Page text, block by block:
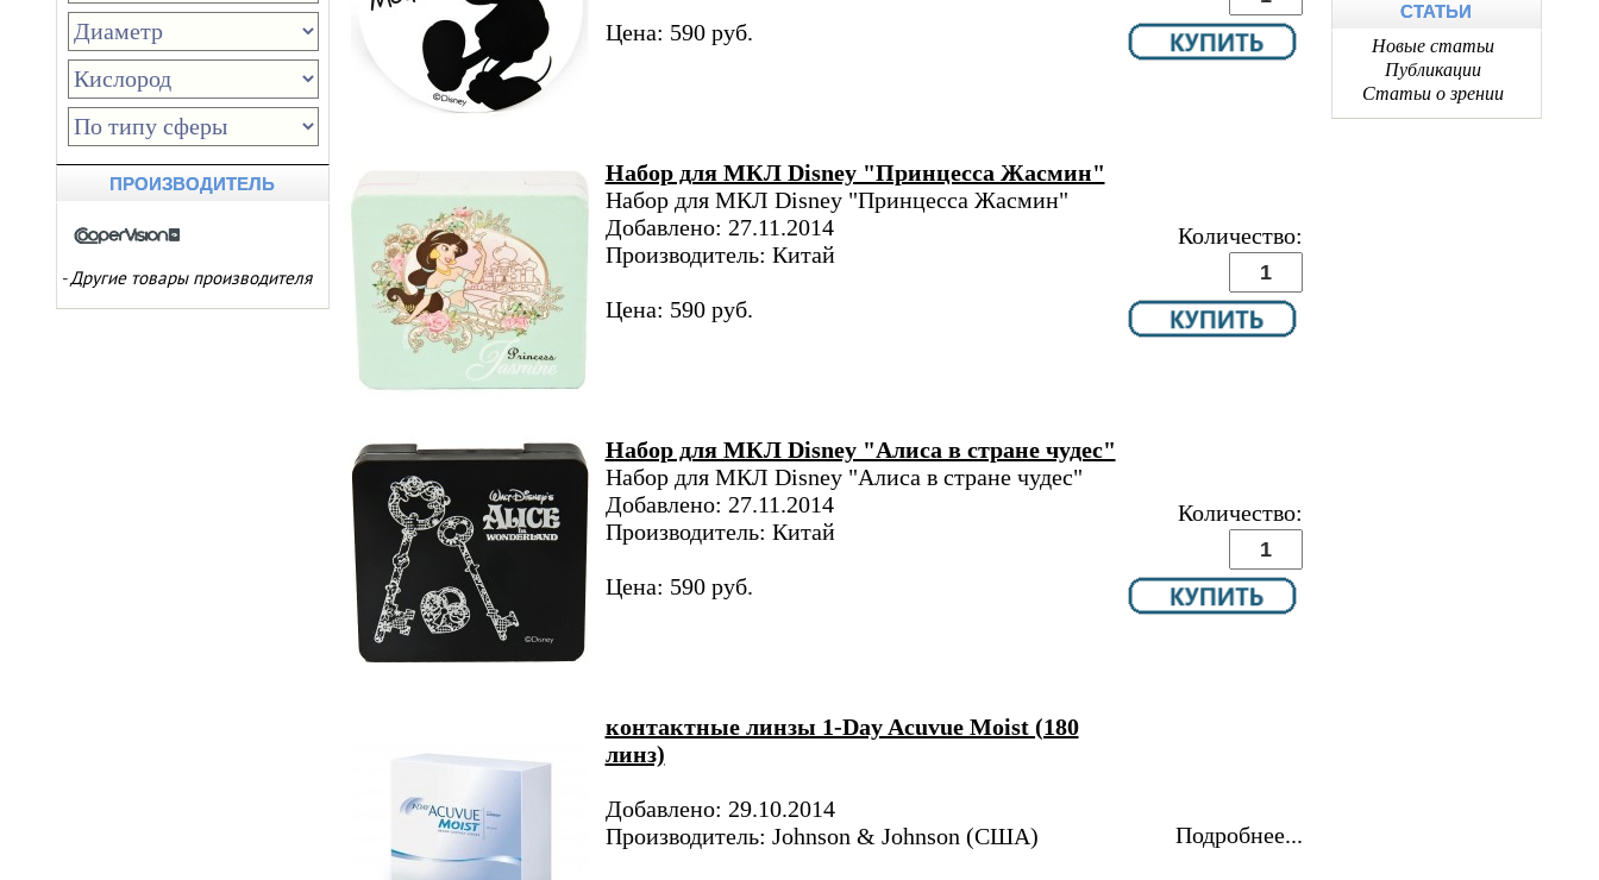
Цена: 590 руб.
Набор для МКЛ Disney "Принцесса Жасмин"
Набор для МКЛ Disney "Принцесса Жасмин"
Добавлено: 27.11.2014
Производитель: Китай
Цена: 590 руб.
Количество:
Набор для МКЛ Disney "Алиса в стране чудес"
Набор для МКЛ Disney "Алиса в стране чудес"
Добавлено: 27.11.2014
Производитель: Китай
Цена: 590 руб.
Количество:
контактные линзы 1-Day Acuvue Moist (180
линз)
Добавлено: 29.10.2014
Производитель: Johnson & Johnson (США)
Подробнее...
ПРОИЗВОДИТЕЛЬ
-Другие товары производителя
СТАТЬИ
Новые статьи
Публикации
Статьи о зрении